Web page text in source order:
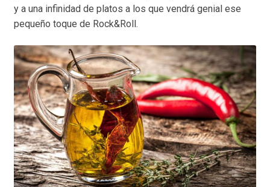
y a una infinidad de platos a los que vendrá genial ese
pequeño toque de Rock&Roll.